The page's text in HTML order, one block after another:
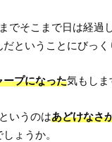
でそこまで日は経過
ということにびっく
ープになった気もしま
いうのはあどけなさ
ょうか。